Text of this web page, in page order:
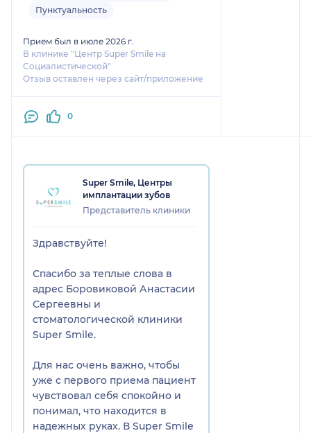
Пунктуальность
Прием был в июле 2026 г.
В клинике "Центр Super Smile на
Социалистической"
Отзыв оставлен через сайт/приложение
0
Super Smile, Центры
имплантации зубов
Представитель клиники
Здравствуйте!
Спасибо за теплые слова в
адрес Боровиковой Анастасии
Сергеевны и
стоматологической клиники
Super Smile.
Для нас очень важно, чтобы
уже с первого приема пациент
чувствовал себя спокойно и
понимал, что находится в
надежных руках. В Super Smile